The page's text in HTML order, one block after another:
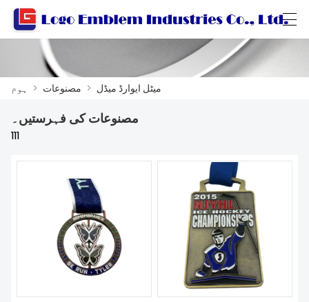
ہوم
مصنوعات
ہمارے متعلق
ہم سے رابطہ کریں
العربية Български Català
ہوم > مصنوعات > میٹل ایوارڈ میڈل
مصنوعات کی فہرستیں۔
111